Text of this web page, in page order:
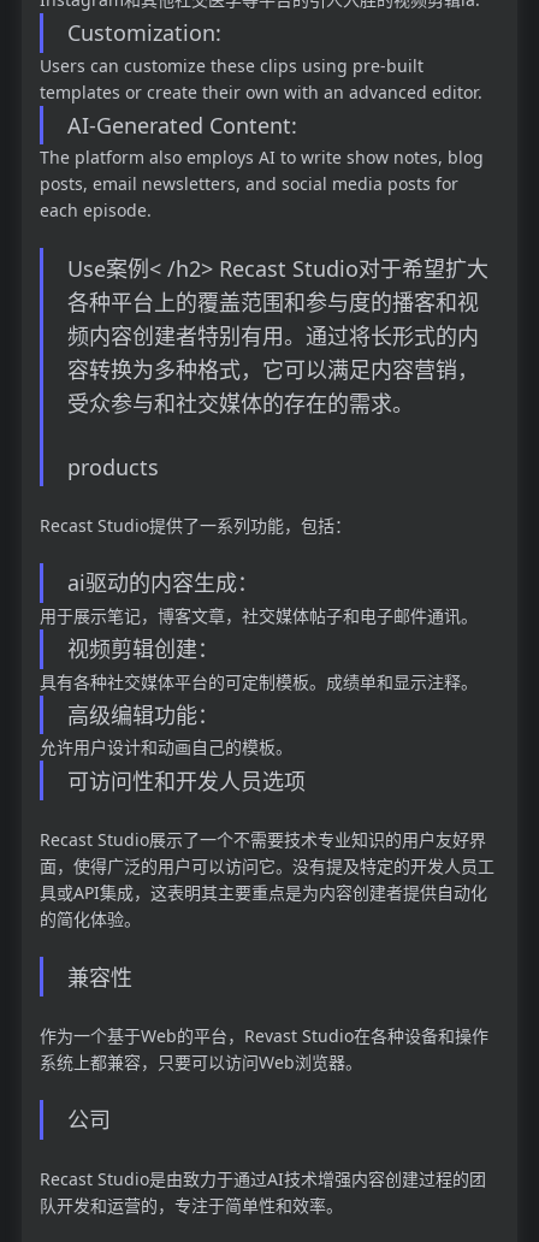
Customization:
Users can customize these clips using pre-built
templates or create their own with an advanced editor.
AI-Generated Content:
The platform also employs AI to write show notes, blog
posts, email newsletters, and social media posts for
each episode.
Use案例< /h2> Recast Studio对于希望扩大
各种平台上的覆盖范围和参与度的播客和视
频内容创建者特别有用。通过将长形式的内
容转换为多种格式，它可以满足内容营销，
受众参与和社交媒体的存在的需求。
products
Recast Studio提供了一系列功能，包括：
ai驱动的内容生成：
用于展示笔记，博客文章，社交媒体帖子和电子邮件通讯。
视频剪辑创建：
具有各种社交媒体平台的可定制模板。成绩单和显示注释。
高级编辑功能：
允许用户设计和动画自己的模板。
可访问性和开发人员选项
Recast Studio展示了一个不需要技术专业知识的用户友好界
面，使得广泛的用户可以访问它。没有提及特定的开发人员工
具或API集成，这表明其主要重点是为内容创建者提供自动化
的简化体验。
兼容性
作为一个基于Web的平台，Revast Studio在各种设备和操作
系统上都兼容，只要可以访问Web浏览器。
公司
Recast Studio是由致力于通过AI技术增强内容创建过程的团
队开发和运营的，专注于简单性和效率。